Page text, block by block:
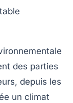
des parties
depuis les
un climat